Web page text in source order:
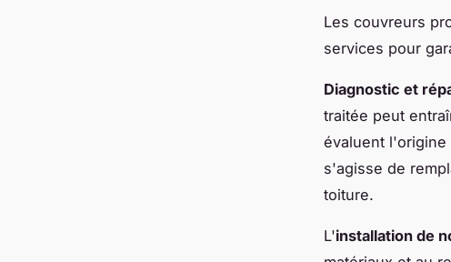
Les couvreurs
services pour
Diagnostic et
traitée peut
évaluent
s'agisse de
toiture.
L'installation de